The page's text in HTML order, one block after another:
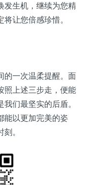
发生机，继续为您精
让您倍感珍惜。
的一次温柔提醒。面
照上述三步走，便能
们最坚实的后盾。
能以更加完美的姿
。